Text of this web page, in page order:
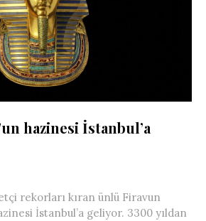
hazinesi İstanbul’a
rekorları kıran ünlü Firavun
İstanbul’a geliyor. 3300 yıldan